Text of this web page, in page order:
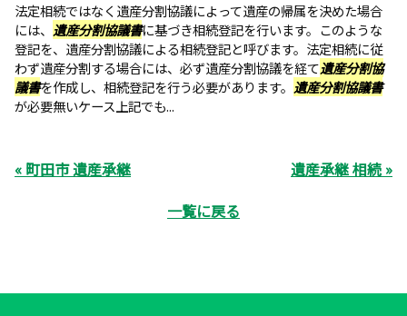
法定相続ではなく遺産分割協議によって遺産の帰属を決めた場合
には、 遺産分割協議書に基づき相続登記を行います。このような
登記を、遺産分割協議による相続登記と呼びます。法定相続に従
わず遺産分割する場合には、必ず遺産分割協議を経て遺産分割協
議書を作成し、相続登記を行う必要があります。 遺産分割協議書
が必要無いケース上記でも...
« 町田市 遺産承継
遺産承継 相続 »
一覧に戻る